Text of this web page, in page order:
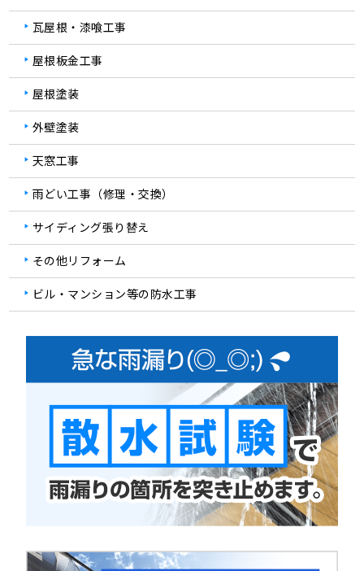
瓦屋根・漆喰工事
屋根板金工事
屋根塗装
外壁塗装
天窓工事
雨どい工事（修理・交換）
サイディング張り替え
その他リフォーム
ビル・マンション等の防水工事